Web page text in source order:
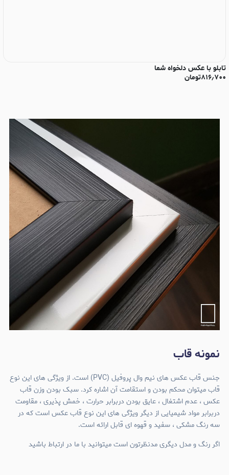
تابلو با عکس دلخواه شما
۸۱۶٫۷۰۰تومان
نمونه قاب
جنس قاب عکس های نیم وال پروفیل (PVC) است. از ویژگی های این نوع
قاب میتوان محکم بودن و استقامت آن اشاره کرد. سبک بودن وزن قاب
عکس ، عدم اشتغال ، عایق بودن دربرابر حرارت ، خمش پذیری ، مقاومت
دربرابر مواد شیمیایی از دیگر ویژگی های این نوع قاب عکس است که در
سه رنگ مشکی ، سفید و قهوه ای قابل ارائه است.
اگر رنگ و مدل دیگری مدنظرتون است میتوانید با ما در ارتباط باشید